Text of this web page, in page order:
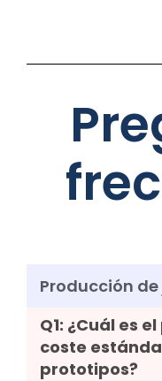
Producción
Q1: ¿Cuál es
coste
prototipos?